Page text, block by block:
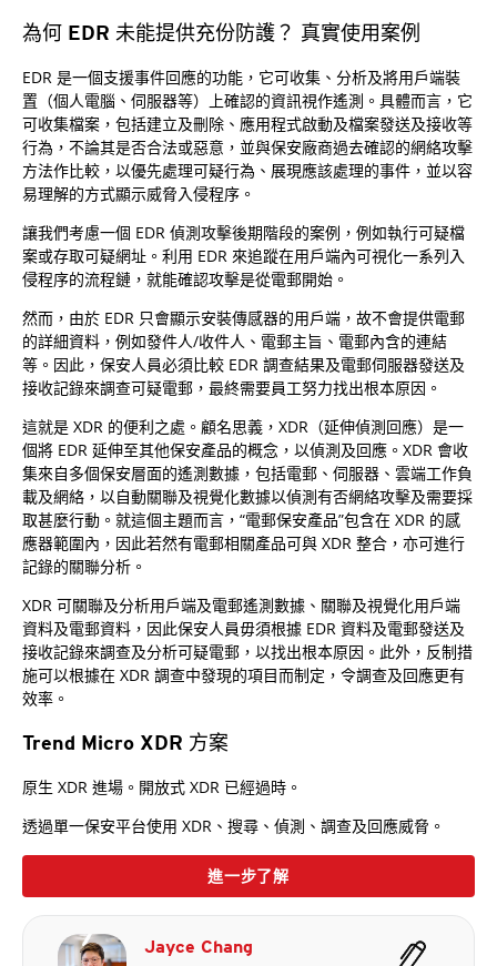
為何 EDR 未能提供充份防護？ 真實使用案例
EDR 是一個支援事件回應的功能，它可收集、分析及將用戶端裝
置（個人電腦、伺服器等）上確認的資訊視作遙測。具體而言，它
可收集檔案，包括建立及刪除、應用程式啟動及檔案發送及接收等
行為，不論其是否合法或惡意，並與保安廠商過去確認的網絡攻擊
方法作比較，以優先處理可疑行為、展現應該處理的事件，並以容
易理解的方式顯示威脅入侵程序。
讓我們考慮一個 EDR 偵測攻擊後期階段的案例，例如執行可疑檔
案或存取可疑網址。利用 EDR 來追蹤在用戶端內可視化一系列入
侵程序的流程鏈，就能確認攻擊是從電郵開始。
然而，由於 EDR 只會顯示安裝傳感器的用戶端，故不會提供電郵
的詳細資料，例如發件人/收件人、電郵主旨、電郵內含的連結
等。因此，保安人員必須比較 EDR 調查結果及電郵伺服器發送及
接收記錄來調查可疑電郵，最終需要員工努力找出根本原因。
這就是 XDR 的便利之處。顧名思義，XDR（延伸偵測回應）是一
個將 EDR 延伸至其他保安產品的概念，以偵測及回應。XDR 會收
集來自多個保安層面的遙測數據，包括電郵、伺服器、雲端工作負
載及網絡，以自動關聯及視覺化數據以偵測有否網絡攻擊及需要採
取甚麼行動。就這個主題而言，“電郵保安產品”包含在 XDR 的感
應器範圍內，因此若然有電郵相關產品可與 XDR 整合，亦可進行
記錄的關聯分析。
XDR 可關聯及分析用戶端及電郵遙測數據、關聯及視覺化用戶端
資料及電郵資料，因此保安人員毋須根據 EDR 資料及電郵發送及
接收記錄來調查及分析可疑電郵，以找出根本原因。此外，反制措
施可以根據在 XDR 調查中發現的項目而制定，令調查及回應更有
效率。
Trend Micro XDR 方案
原生 XDR 進場。開放式 XDR 已經過時。
透過單一保安平台使用 XDR、搜尋、偵測、調查及回應威脅。
進一步了解
Jayce Chang